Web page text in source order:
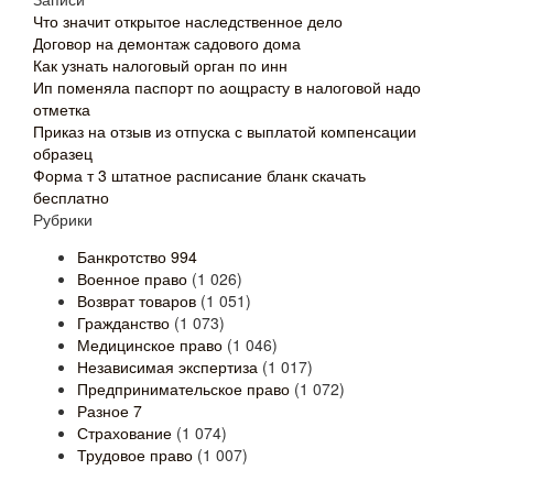
Что значит открытое наследственное дело
Договор на демонтаж садового дома
Как узнать налоговый орган по инн
Ип поменяла паспорт по аощрасту в налоговой надо
отметка
Приказ на отзыв из отпуска с выплатой компенсации
образец
Форма т 3 штатное расписание бланк скачать
бесплатно
Рубрики
Банкротство 994
Военное право (1 026)
Возврат товаров (1 051)
Гражданство (1 073)
Медицинское право (1 046)
Независимая экспертиза (1 017)
Предпринимательское право (1 072)
Разное 7
Страхование (1 074)
Трудовое право (1 007)